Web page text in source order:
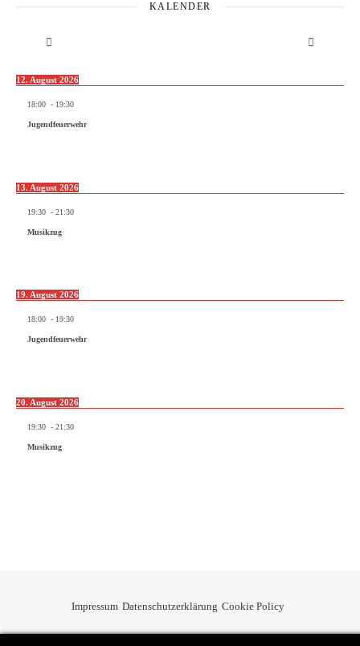
KALENDER
12. August 2026
18:00 - 19:30
Jugendfeuerwehr
13. August 2026
19:30 - 21:30
Musikzug
19. August 2026
18:00 - 19:30
Jugendfeuerwehr
20. August 2026
19:30 - 21:30
Musikzug
Impressum Datenschutzerklärung Cookie Policy